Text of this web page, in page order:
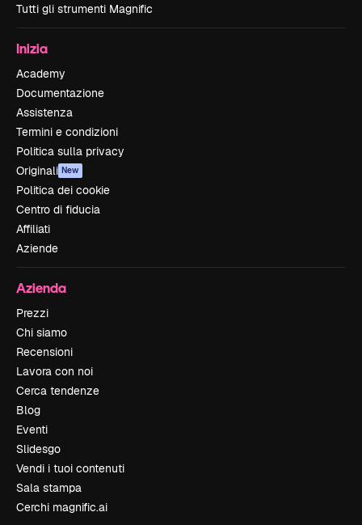
Tutti gli strumenti Magnific
Inizia
Academy
Documentazione
Assistenza
Termini e condizioni
Politica sulla privacy
Originali New
Politica dei cookie
Centro di fiducia
Affiliati
Aziende
Azienda
Prezzi
Chi siamo
Recensioni
Lavora con noi
Cerca tendenze
Blog
Eventi
Slidesgo
Vendi i tuoi contenuti
Sala stampa
Cerchi magnific.ai